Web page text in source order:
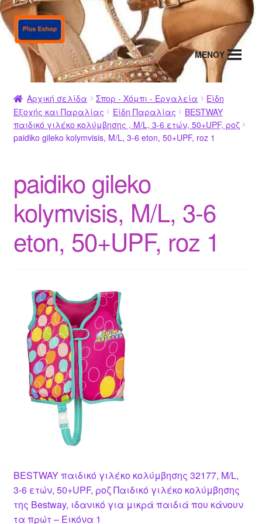
Απευθείας
μετάβαση
στην
πλοήγηση
Μετάβαση
σε
περιεχόμενο
MENΟΥ
Αρχική σελίδα Σπορ - Χόμπι - Εργαλεία
Είδη
Εξοχής και Παραλίας
Είδη Παραλίας
BESTWAY
παιδικό γιλέκο κολύμβησης , M/L, 3-6 ετών, 50+UPF, ροζ
paidiko gileko kolymvisis, M/L, 3-6 eton, 50+UPF, roz 1
paidiko gileko
kolymvisis, M/L, 3-6
eton, 50+UPF, roz 1
BESTWAY παιδικό γιλέκο κολύμβησης 32177, M/L,
3-6 ετών, 50+UPF, ροζ Παιδικό γιλέκο κολύμβησης
της Bestway, ιδανικό για μικρά παιδιά που κάνουν
τα πρώτ – Εικόνα 1